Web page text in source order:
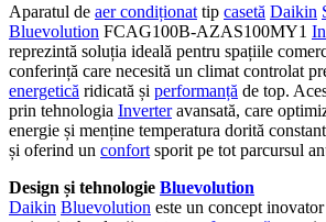
Aparatul de aer condiționat tip casetă Daikin
Bluevolution FCAG100B-AZAS100MY1
reprezintă soluția ideală pentru spațiile
conferință care necesită un climat controlat
energetică ridicată și performanță de top.
prin tehnologia Inverteravansată, care
energie și menține temperatura dorită
și oferind un confort sporit pe tot parcursul
Design și tehnologie Bluevolution
Daikin Bluevolution este un concept